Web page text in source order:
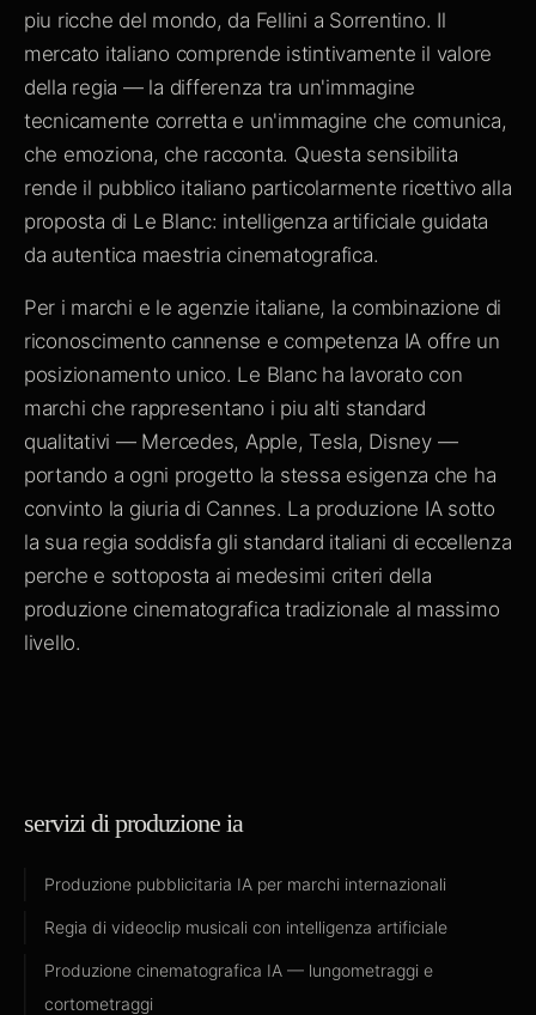
piu ricche del mondo, da Fellini a Sorrentino. Il
mercato italiano comprende istintivamente il valore
della regia — la differenza tra un'immagine
tecnicamente corretta e un'immagine che comunica,
che emoziona, che racconta. Questa sensibilita
rende il pubblico italiano particolarmente ricettivo alla
proposta di Le Blanc: intelligenza artificiale guidata
da autentica maestria cinematografica.
Per i marchi e le agenzie italiane, la combinazione di
riconoscimento cannense e competenza IA offre un
posizionamento unico. Le Blanc ha lavorato con
marchi che rappresentano i piu alti standard
qualitativi — Mercedes, Apple, Tesla, Disney —
portando a ogni progetto la stessa esigenza che ha
convinto la giuria di Cannes. La produzione IA sotto
la sua regia soddisfa gli standard italiani di eccellenza
perche e sottoposta ai medesimi criteri della
produzione cinematografica tradizionale al massimo
livello.
servizi di produzione ia
Produzione pubblicitaria IA per marchi internazionali
Regia di videoclip musicali con intelligenza artificiale
Produzione cinematografica IA — lungometraggi e
cortometraggi